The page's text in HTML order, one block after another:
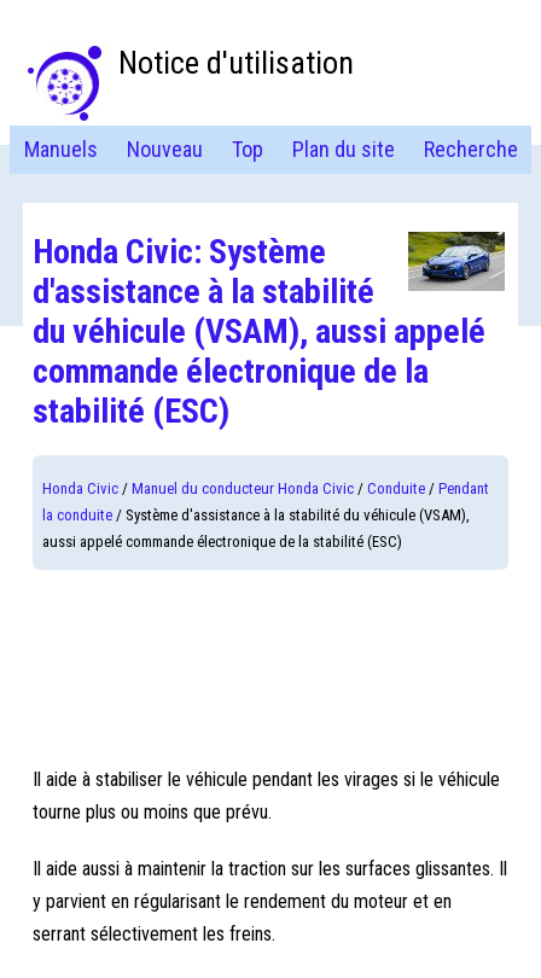
Notice d'utilisation
Manuels Nouveau Top Plan du site Recherche
Honda Civic: Système
d'assistance à la stabilité
du véhicule (VSAM), aussi appelé
commande électronique de la
stabilité (ESC)
Honda Civic /Manuel du conducteur Honda Civic /Conduite /Pendant
la conduite / Système d'assistance à la stabilité du véhicule (VSAM),
aussi appelé commande électronique de la stabilité (ESC)
Il aide à stabiliser le véhicule pendant les virages si le véhicule
tourne plus ou moins que prévu.
Il aide aussi à maintenir la traction sur les surfaces glissantes. Il
y parvient en régularisant le rendement du moteur et en
serrant sélectivement les freins.